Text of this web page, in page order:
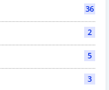
36
2
5
3